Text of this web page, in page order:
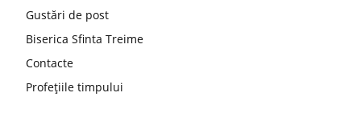
Gustări de post
Biserica Sfinta Treime
Contacte
Profețiile timpului